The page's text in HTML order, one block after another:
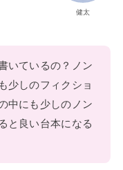
健太
いているの？ノン
少しのフィクショ
中にも少しのノン
と良い台本になる